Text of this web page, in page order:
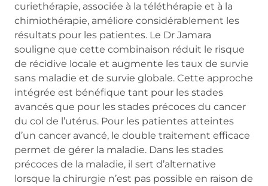
curiethérapie, associée à la téléthérapie et à la
chimiothérapie, améliore considérablement les
résultats pour les patientes. Le Dr Jamara
souligne que cette combinaison réduit le risque
de récidive locale et augmente les taux de survie
sans maladie et de survie globale. Cette approche
intégrée est bénéfique tant pour les stades
avancés que pour les stades précoces du cancer
du col de l’utérus. Pour les patientes atteintes
d’un cancer avancé, le double traitement efficace
permet de gérer la maladie. Dans les stades
précoces de la maladie, il sert d’alternative
lorsque la chirurgie n’est pas possible en raison de